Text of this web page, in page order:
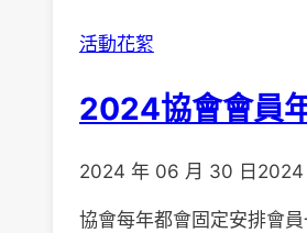
活動花絮
2024協會會員
2024 年 06 月 30 日 2024
協會每年都會固定安排會